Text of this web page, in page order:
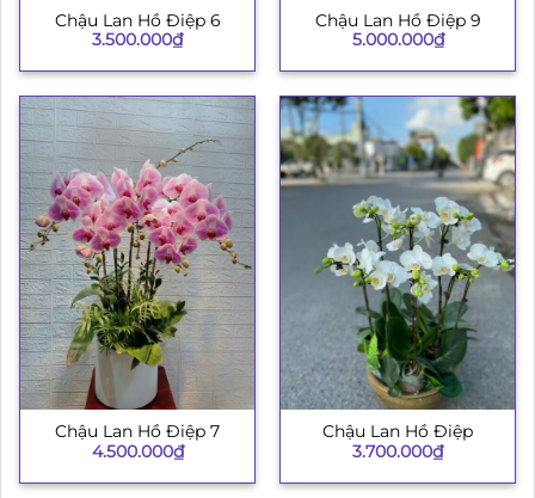
Chậu Lan Hồ Điệp 6
3.500.000₫
Chậu Lan Hồ Điệp 9
5.000.000₫
Chậu Lan Hồ Điệp 7
4.500.000₫
Chậu Lan Hồ Điệp
3.700.000₫